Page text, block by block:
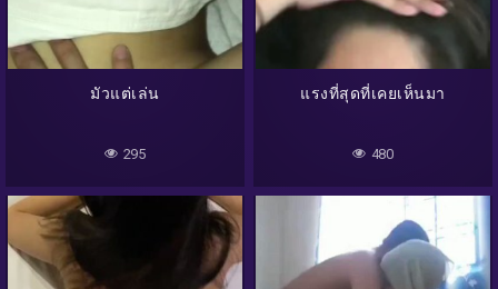
มัวแต่เล่น
295
แรงที่สุดที่เคยเห็นมา
480